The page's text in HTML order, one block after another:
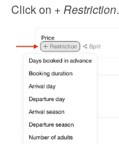
Click on + Restriction.